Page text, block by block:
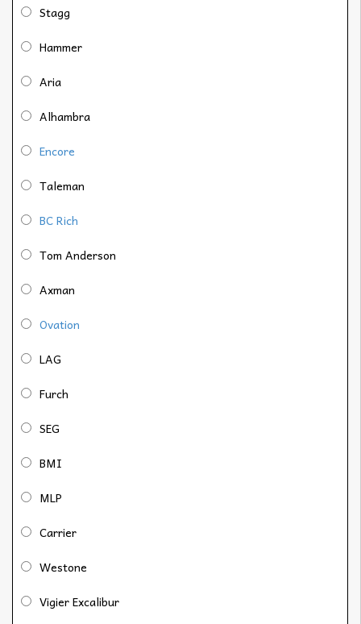
Stagg
Hammer
Aria
Alhambra
Encore
Taleman
BC Rich
Tom Anderson
Axman
Ovation
LAG
Furch
SEG
BMI
MLP
Carrier
Westone
Vigier Excalibur